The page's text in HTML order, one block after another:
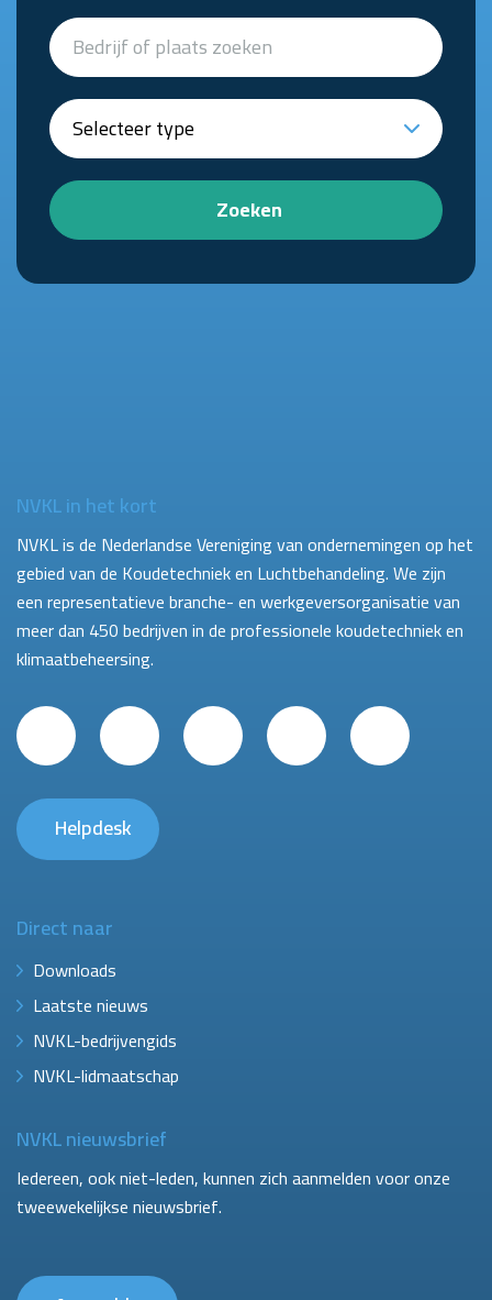
Zoeken
NVKL in het kort
NVKL is de Nederlandse Vereniging van ondernemingen op het
gebied van de Koudetechniek en Luchtbehandeling. We zijn
een representatieve branche- en werkgeversorganisatie van
meer dan 450 bedrijven in de professionele koudetechniek en
klimaatbeheersing.
Helpdesk
Direct naar
Downloads
Laatste nieuws
NVKL-bedrijvengids
NVKL-lidmaatschap
NVKL nieuwsbrief
Iedereen, ook niet-leden, kunnen zich aanmelden voor onze
tweewekelijkse nieuwsbrief.